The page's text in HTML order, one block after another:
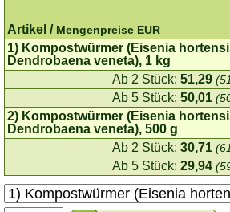
Artikel / Mengenpreise EUR
1) Kompostwürmer (Eisenia
Dendrobaena veneta), 1 kg
Ab 2 Stück: 51,29
Ab 5 Stück: 50,01
2) Kompostwürmer (Eisenia
Dendrobaena veneta), 500 g
Ab 2 Stück: 30,71
Ab 5 Stück: 29,94